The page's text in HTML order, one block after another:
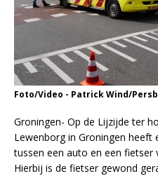
Foto/Video - Patrick Wind/
Groningen- Op de Lijzijde ter
Lewenborg in Groningen heeft
tussen een auto en een fietser
Hierbij is de fietser gewond